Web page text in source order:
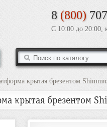
8 (800)
С 10:00 до 20:00,
крытая брезентом
крытая брезентом